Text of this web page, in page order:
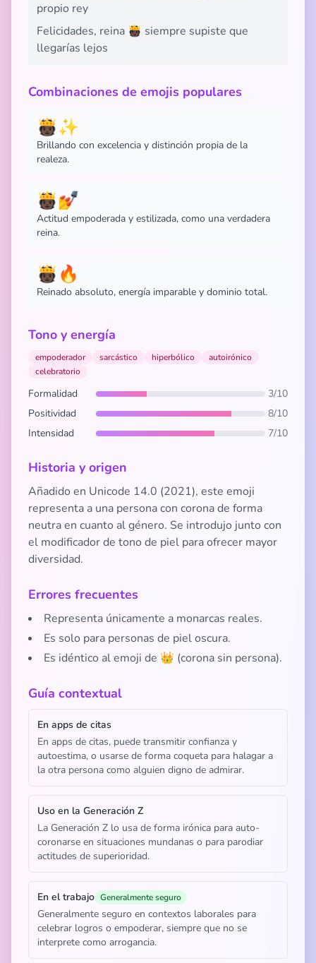
propio rey
Felicidades, reina 🫅🏿 siempre supiste que
llegarías lejos
Combinaciones de emojis populares
🫅🏿✨
Brillando con excelencia y distinción propia de la
realeza.
🫅🏿💅
Actitud empoderada y estilizada, como una verdadera
reina.
🫅🏿🔥
Reinado absoluto, energía imparable y dominio total.
Tono y energía
empoderador sarcástico hiperbólico
autoirónico
celebratorio
Formalidad
3/10
Positividad
8/10
Intensidad
7/10
Historia y origen
Añadido en Unicode 14.0 (2021), este emoji
representa a una persona con corona de forma
neutra en cuanto al género. Se introdujo junto con
el modificador de tono de piel para ofrecer mayor
diversidad.
Errores frecuentes
Representa únicamente a monarcas reales.
Es solo para personas de piel oscura.
Es idéntico al emoji de 👑 (corona sin persona).
Guía contextual
En apps de citas
En apps de citas, puede transmitir confianza y
autoestima, o usarse de forma coqueta para halagar a
la otra persona como alguien digno de admirar.
Uso en la Generación Z
La Generación Z lo usa de forma irónica para auto-
coronarse en situaciones mundanas o para parodiar
actitudes de superioridad.
En el trabajo Generalmente seguro
Generalmente seguro en contextos laborales para
celebrar logros o empoderar, siempre que no se
interprete como arrogancia.